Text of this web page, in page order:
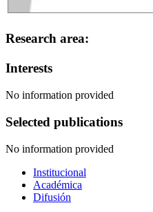
Research area:
Interests
No information provided
Selected publications
No information provided
Institucional
Académica
Difusión